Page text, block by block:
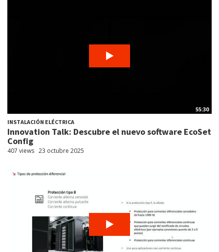
55:30
INSTALACIÓN ELÉCTRICA
Innovation Talk: Descubre el nuevo software EcoSet
Config
407 views 23 octubre 2025